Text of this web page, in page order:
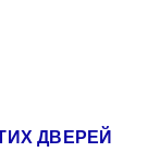
ДВЕРЕЙ